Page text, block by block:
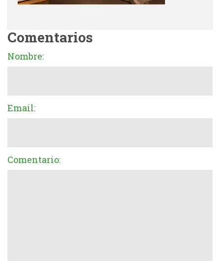
Comentarios
Nombre:
Email:
Comentario: